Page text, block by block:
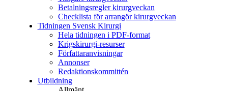
Betalningsregler kirurgveckan
Checklista för arrangör kirurgveckan
Tidningen Svensk Kirurgi
Hela tidningen i PDF-format
Krigskirurgi-resurser
Författaranvisningar
Annonser
Redaktionskommittén
Utbildning